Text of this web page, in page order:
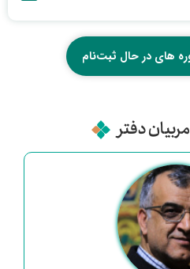
های در حال ثبت‌نام
دفتر